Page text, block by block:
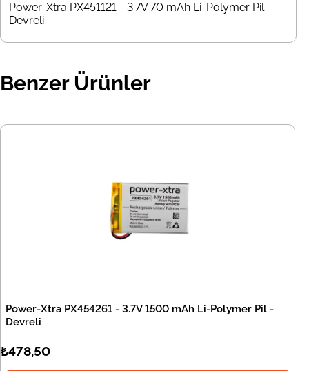
Power-Xtra PX451121 - 3.7V 70 mAh Li-Polymer Pil -
Devreli
Benzer Ürünler
Power-Xtra PX454261 - 3.7V 1500 mAh Li-Polymer Pil -
Devreli
₺478,50